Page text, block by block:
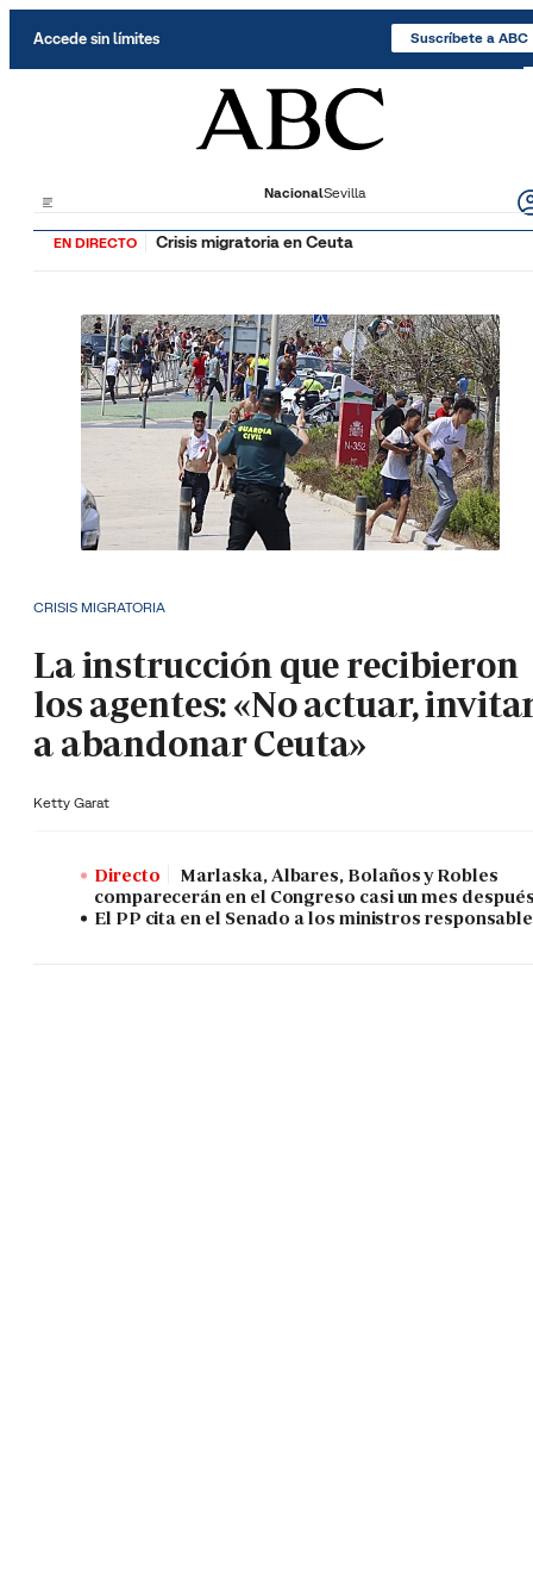
Accede sin límites Suscríbete a ABC
NacionalSevilla
EN DIRECTO Crisis migratoria en Ceuta
CRISIS MIGRATORIA
La instrucción que recibieron
los agentes: «No actuar,
a abandonar Ceuta»
Ketty Garat
Directo
Marlaska, Albares, Bolaños y Robles
comparecerán en el Congreso casi un mes
El PP cita en el Senado a los ministros